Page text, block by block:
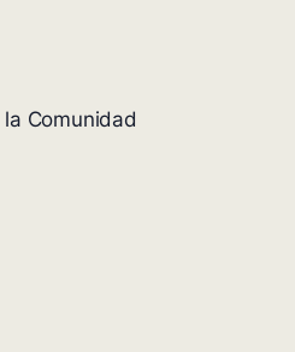
Comunidad